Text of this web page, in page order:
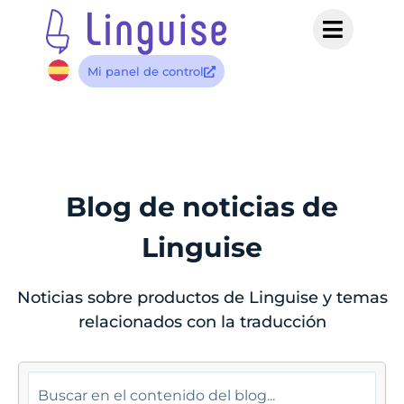
Mi panel de control
Blog de noticias de
Linguise
Noticias sobre productos de Linguise y temas
relacionados con la traducción